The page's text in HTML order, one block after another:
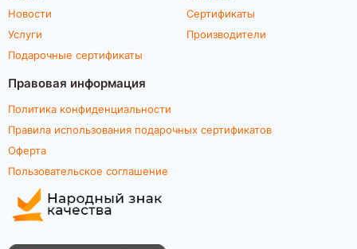
Новости
Услуги
Подарочные сертификаты
Сертификаты
Производители
Правовая информация
Политика конфиденциальности
Правила использования подарочных сертификатов
Оферта
Пользовательское соглашение